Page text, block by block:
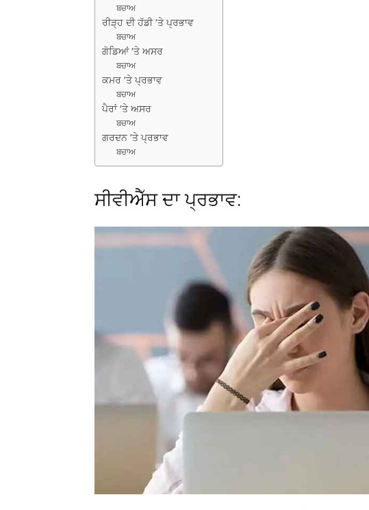
ਬਚਾਅ
ਰੀੜ੍ਹ ਦੀ ਹੱਡੀ ’ਤੇ ਪ੍ਰਭਾਵ
ਬਚਾਅ
ਗੋਡਿਆਂ ’ਤੇ ਅਸਰ
ਬਚਾਅ
ਕਮਰ ’ਤੇ ਪ੍ਰਭਾਵ
ਬਚਾਅ
ਪੈਰਾਂ ’ਤੇ ਅਸਰ
ਬਚਾਅ
ਗਰਦਨ ’ਤੇ ਪ੍ਰਭਾਵ
ਬਚਾਅ
ਸੀਵੀਐੱਸ ਦਾ ਪ੍ਰਭਾਵ: